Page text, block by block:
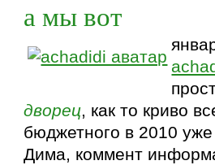
а мы вот
дворец, как то криво
бюджетного в 2010
Дима, коммент